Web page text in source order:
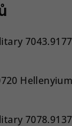
7043.9177